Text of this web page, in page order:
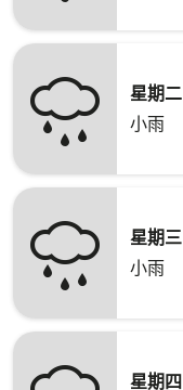
星期二
小雨
星期三
小雨
星期四